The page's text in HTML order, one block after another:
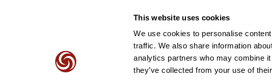
This website uses cookies
We use cookies to personalise
traffic. We also share information
analytics partners who may combine
they’ve collected from your use of